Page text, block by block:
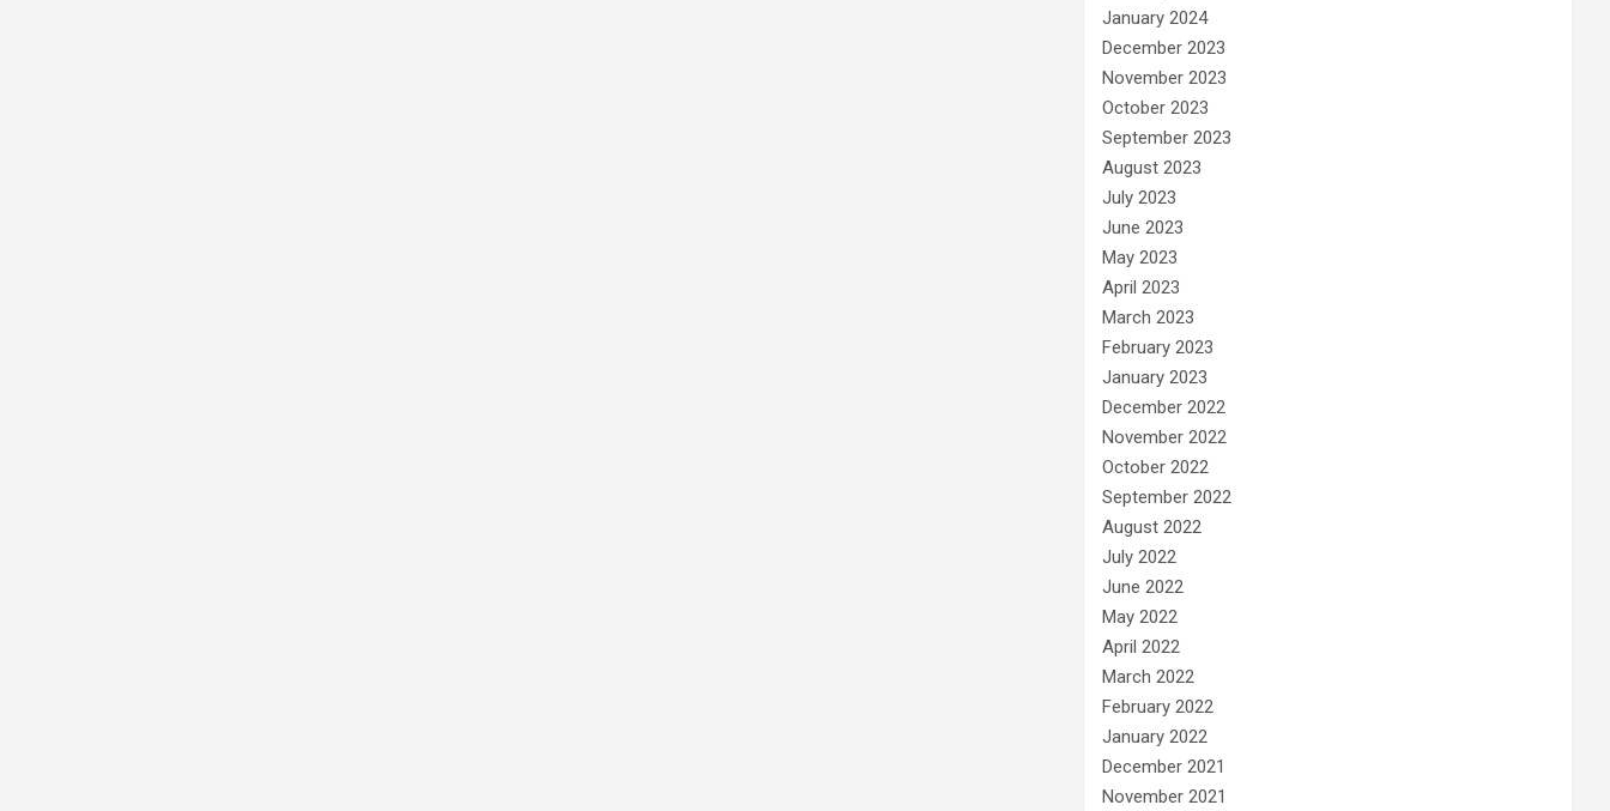
January 2024
December 2023
November 2023
October 2023
September 2023
August 2023
July 2023
June 2023
May 2023
April 2023
March 2023
February 2023
January 2023
December 2022
November 2022
October 2022
September 2022
August 2022
July 2022
June 2022
May 2022
April 2022
March 2022
February 2022
January 2022
December 2021
November 2021